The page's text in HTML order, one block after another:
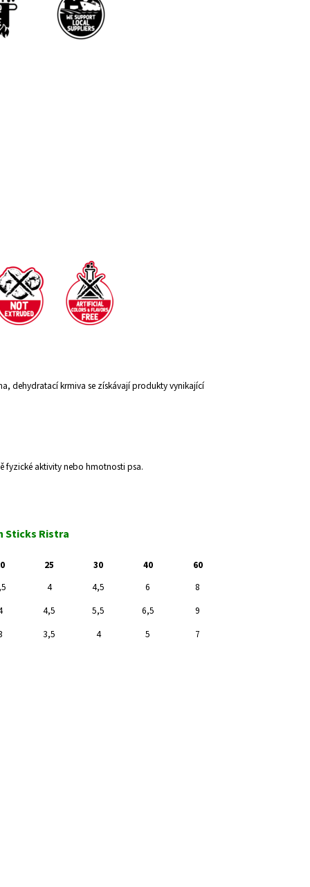
dehydratací krmiva se získávají produkty vynikající
fyzické aktivity nebo hmotnosti psa.
Sticks Ristra
25 30 40
60
4 4,5 6
8
4,5 5,5 6,5
9
3,5 4 5 7